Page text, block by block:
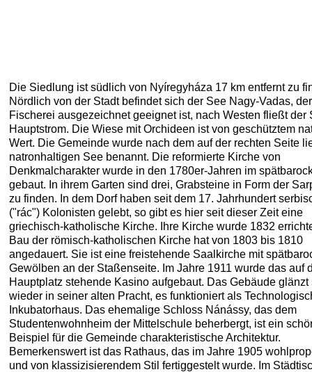
Die Siedlung ist südlich von Nyíregyháza 17 km entfernt zu
Nördlich von der Stadt befindet sich der See Nagy-Vadas,
Fischerei ausgezeichnet geeignet ist, nach Westen fließt der
Hauptstrom. Die Wiese mit Orchideen ist von geschütztem
Wert. Die Gemeinde wurde nach dem auf der rechten Seite
natronhaltigen See benannt. Die reformierte Kirche von
Denkmalcharakter wurde in den 1780er-Jahren im
gebaut. In ihrem Garten sind drei, Grabsteine in Form der
zu finden. In dem Dorf haben seit dem 17. Jahrhundert
("rác") Kolonisten gelebt, so gibt es hier seit dieser Zeit eine
griechisch-katholische Kirche. Ihre Kirche wurde 1832
Bau der römisch-katholischen Kirche hat von 1803 bis 1810
angedauert. Sie ist eine freistehende Saalkirche mit
Gewölben an der Staßenseite. Im Jahre 1911 wurde das auf
Hauptplatz stehende Kasino aufgebaut. Das Gebäude glänzt
wieder in seiner alten Pracht, es funktioniert als
Inkubatorhaus. Das ehemalige Schloss Nánássy, das dem
Studentenwohnheim der Mittelschule beherbergt, ist ein
Beispiel für die Gemeinde charakteristische Architektur.
Bemerkenswert ist das Rathaus, das im Jahre 1905
und von klassizisierendem Stil fertiggestelt wurde. Im